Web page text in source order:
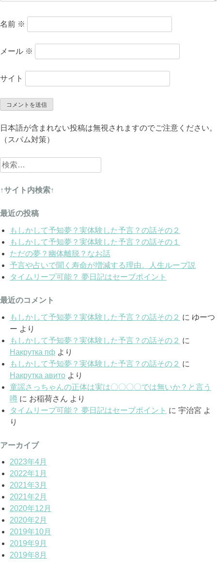
名前 ※
メール ※
サイト
日本語が含まれない投稿は無視されますのでご注意ください。
（スパム対策）
検
索:
↑サイト内検索↑
最近の投稿
もしかして予知夢？実体験した予言？の話その２
もしかして予知夢？実体験した予言？の話その１
ただの夢？幽体離脱？なお話
予言や占いで聞く寿命が増減する理由。人生ループ説
タイムリープ可能？ 夢日記はセーブポイント
最近のコメント
もしかして予知夢？実体験した予言？の話その２ に ゆーつ
ー より
もしかして予知夢？実体験した予言？の話その２ に
Накрутка пф より
もしかして予知夢？実体験した予言？の話その２ に
Накрутка авито より
童謡さっちゃんの正体は実は〇〇〇〇では無いか？と言う
噂 に お稲荷さん より
タイムリープ可能？ 夢日記はセーブポイント に 宇治宮 よ
り
アーカイブ
2023年4月
2022年1月
2021年3月
2021年2月
2020年12月
2020年2月
2019年10月
2019年9月
2019年8月